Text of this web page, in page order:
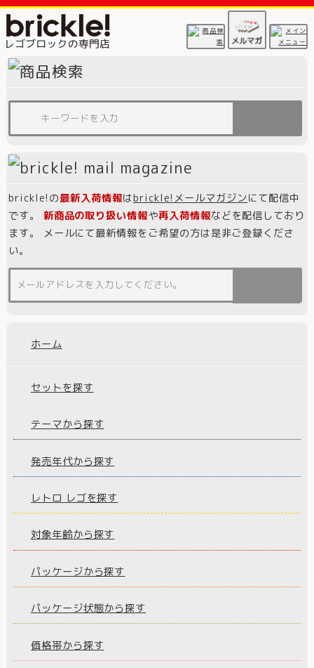
brickle!の最新入荷情報はbrickle!メールマガジンにて配信中
です。 新商品の取り扱い情報や再入荷情報などを配信しており
ます。 メールにて最新情報をご希望の方は是非ご登録くださ
い。
ホーム
セットを探す
テーマから探す
発売年代から探す
レトロ レゴを探す
対象年齢から探す
パッケージから探す
パッケージ状態から探す
価格帯から探す